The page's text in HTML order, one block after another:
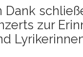
Dank
zur